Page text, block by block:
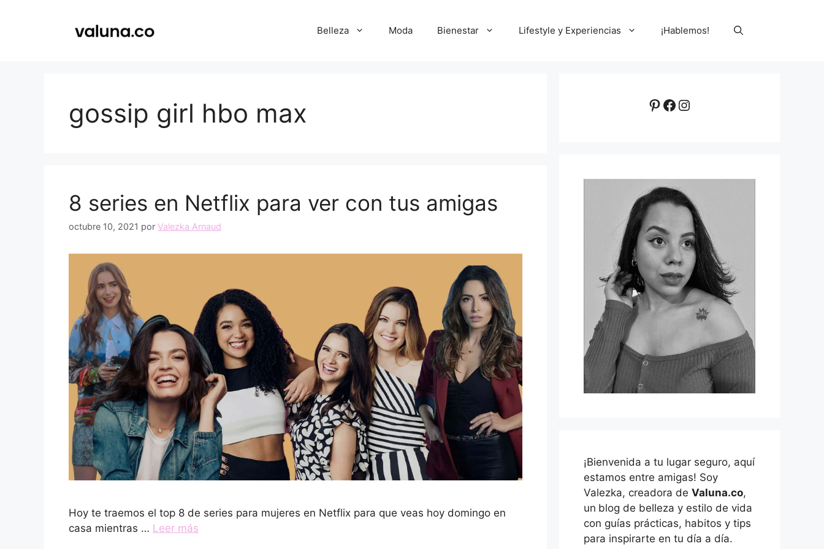
Belleza Moda Bienestar Lifestyle y Experiencias ¡Hablemos!
gossip girl hbo max
8 series en Netflix para ver con tus amigas
octubre 10, 2021 por Valezka Arnaud
Hoy te traemos el top 8 de series para mujeres en Netflix para que veas hoy domingo en
casa mientras … Leer más
Pinterest
Facebook
Instagram
¡Bienvenida a tu lugar seguro, aquí
estamos entre amigas! Soy
Valezka, creadora de Valuna.co,
un blog de belleza y estilo de vida
con guías prácticas, habitos y tips
para inspirarte en tu día a día.